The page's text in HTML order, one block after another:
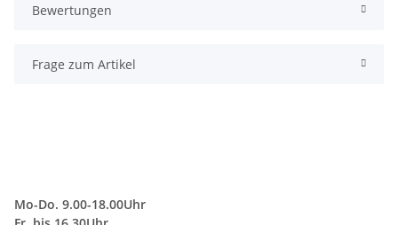
Bewertungen
Frage zum Artikel
Mo-Do. 9.00-18.00Uhr